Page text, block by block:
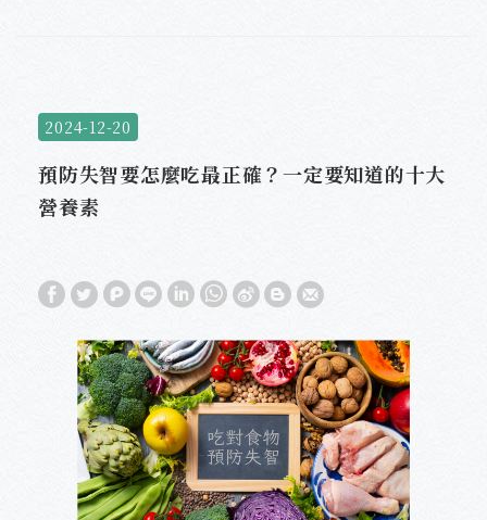
2024-12-20
預防失智要怎麼吃最正確？一定要知道的十大
營養素